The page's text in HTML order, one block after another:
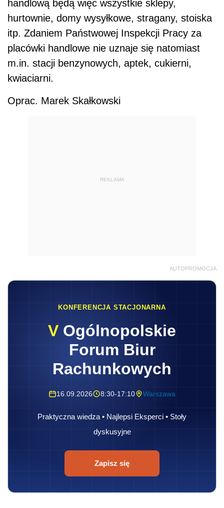
handlową będą więc wszystkie sklepy,
hurtownie, domy wysyłkowe, stragany, stoiska
itp. Zdaniem Państwowej Inspekcji Pracy za
placówki handlowe nie uznaje się natomiast
m.in. stacji benzynowych, aptek, cukierni,
kwiaciarni.
Oprac. Marek Skałkowski
REKLAMA
AUTOPROMOCJA
KONFERENCJA STACJONARNA
V Ogólnopolskie
Forum Biur
Rachunkowych
16.09.2026 8:30-17:10 Warszawa
Praktyczna wiedza • Najlepsi Eksperci • Stoły
dyskusyjne
Zapisz się